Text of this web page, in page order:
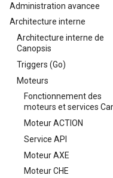
Administration avancee
Administration avancée
composants de Canopsis
Sécurisation d'une
de Canopsis et de ses
composants
Connexion à la base de
données
Journalisation des
utilisateurs
Méthodes
avancées (LDAP, CAS,
OAUTH2, OPENID)
Architecture interne
Architecture interne de
Canopsis
Triggers (Go)
Moteurs
Fonctionnement des
moteurs et services
Moteur ACTION
Service API
Moteur AXE
Moteur CHE